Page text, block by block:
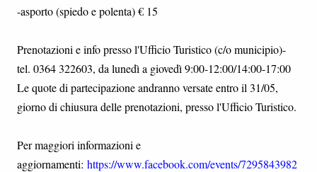
-asporto (spiedo e polenta) € 15
Prenotazioni e info presso l'Ufficio Turistico (c/o municipio)-
tel. 0364 322603, da lunedì a giovedì 9:00-12:00/14:00-17:00
Le quote di partecipazione andranno versate entro il 31/05,
giorno di chiusura delle prenotazioni, presso l'Ufficio Turistico.
Per maggiori informazioni e
aggiornamenti: https://www.facebook.com/events/7295843982